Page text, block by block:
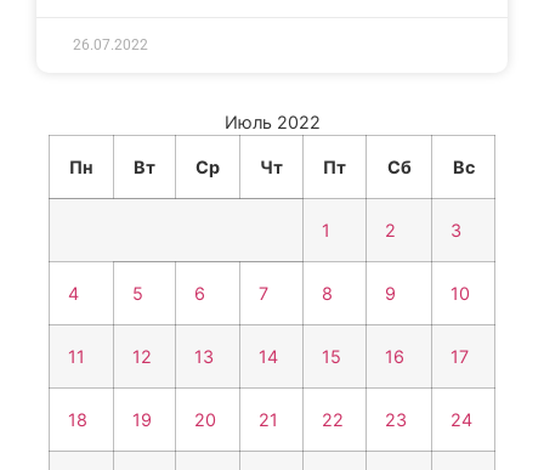
26.07.2022
Июль 2022
Пн Вт Ср Чт Пт Сб Вс
1 2 3
4 5 6 7 8 9 10
11 12 13 14 15 16 17
18 19 20 21 22 23 24